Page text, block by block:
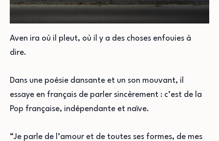
Aven ira où il pleut, où il y a des choses enfouies à
dire.
Dans une poésie dansante et un son mouvant, il
essaye en français de parler sincèrement : c’est de la
Pop française, indépendante et naïve.
“Je parle de l’amour et de toutes ses formes, de mes